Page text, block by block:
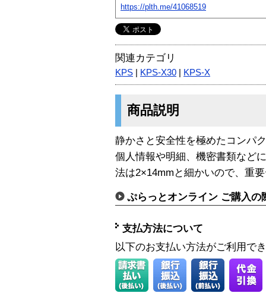
https://plth.me/41068519
関連カテゴリ
KPS KPS-X30 KPS-X
商品説明
静かさと安全性を極めたコンパ
個人情報や明細、機密書類など
法は2×14mmと細かいので、重
ぷらっとオンライン ご購入の
支払方法について
以下のお支払い方法がご利用で